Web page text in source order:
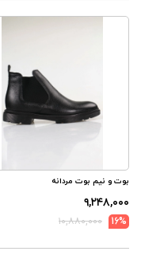
بوت و نیم بوت مردانه
۹,۲۴۸,۰۰۰
16%
۱۰,۸۸۰,۰۰۰